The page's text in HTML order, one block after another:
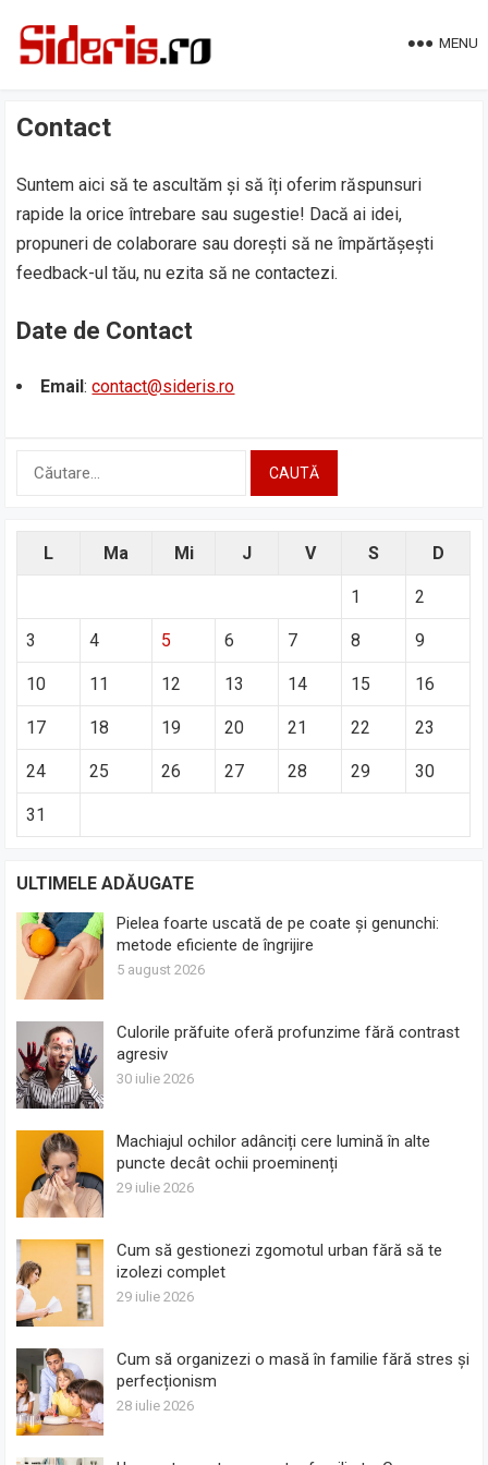
MENU
Contact
Suntem aici să te ascultăm și să îți oferim răspunsuri
rapide la orice întrebare sau sugestie! Dacă ai idei,
propuneri de colaborare sau dorești să ne împărtășești
feedback-ul tău, nu ezita să ne contactezi.
Date de Contact
Email:contact@sideris.ro
Caută
L Ma Mi J V S D
1 2
3 4 5 6 7 8 9
10 11 12 13 14 15 16
17 18 19 20 21 22 23
24 25 26 27 28 29 30
31
ULTIMELE ADĂUGATE
Pielea foarte uscată de pe coate și genunchi:
metode eficiente de îngrijire
5 august 2026
Culorile prăfuite oferă profunzime fără contrast
agresiv
30 iulie 2026
Machiajul ochilor adânciți cere lumină în alte
puncte decât ochii proeminenți
29 iulie 2026
Cum să gestionezi zgomotul urban fără să te
izolezi complet
29 iulie 2026
Cum să organizezi o masă în familie fără stres și
perfecționism
28 iulie 2026